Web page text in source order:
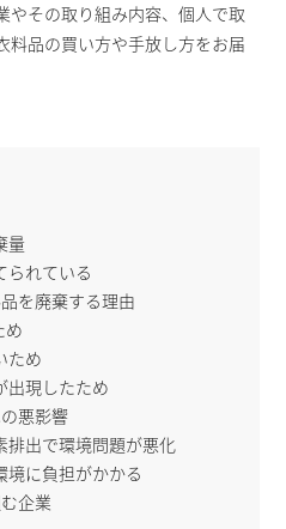
やその取り組み内容、個人で取
料品の買い方や手放し方をお届
量
られている
を廃棄する理由
め
ため
出現したため
悪影響
排出で環境問題が悪化
境に負担がかかる
企業